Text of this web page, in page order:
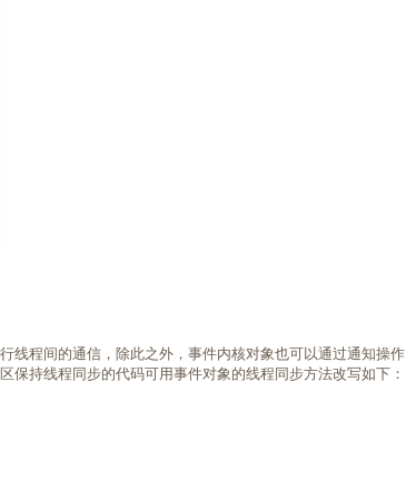
线程间的通信，除此之外，事件内核对象也可以通过通知操作
保持线程同步的代码可用事件对象的线程同步方法改写如下：